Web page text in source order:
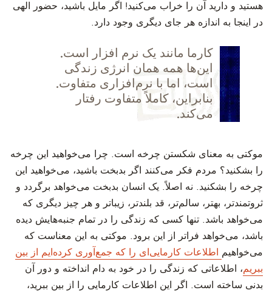
هستید و دارید آن را خراب می‌کنید! اگر مایل باشید، حضور الهی
در اینجا به اندازه هر جای دیگری وجود دارد.
کارما مانند یک نرم افزار است.
این‌ها همه همان انرژی زندگی
است، اما با نرم‌افزاری متفاوت.
بنابراین، کاملاً متفاوت رفتار
می‌کند.
موکتی به معنای شکستن چرخه است. چرا می‌خواهید این چرخه
را بشکنید؟ مردم فکر می‌کنند اگر بدبخت باشید، می‌خواهید این
چرخه را بشکنید. نه اصلاً. یک انسان بدبخت می‌خواهد برگردد و
ثروتمندتر، بهتر، سالم‌تر، قد بلندتر، زیباتر و هر چیز دیگری که
می‌خواهد باشد. تنها کسی که زندگی را در تمام جنبه‌هایش دیده
باشد، می‌خواهد فراتر از این برود. موکتی به این معناست که
می‌خواهیم اطلاعات کارمایی‌ای را که جمع‌آوری کرده‌ایم از بین
ببریم، اطلاعاتی که زندگی را در خود به دام انداخته و دور آن
بدنی ساخته است. اگر این اطلاعات کارمایی را از بین ببرید،